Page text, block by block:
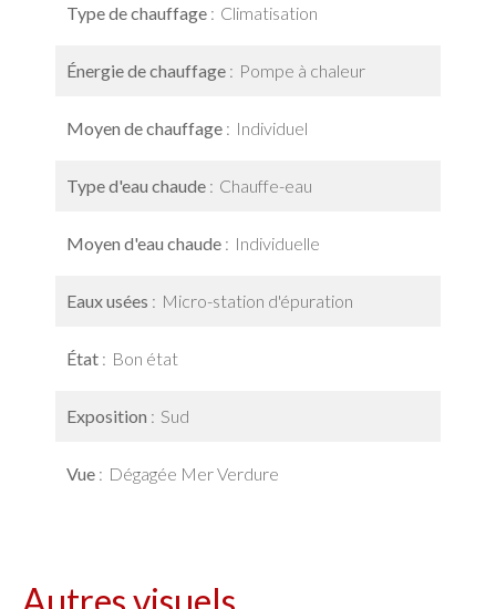
Type de chauffage Climatisation
Énergie de chauffage Pompe à chaleur
Moyen de chauffage Individuel
Type d'eau chaude Chauffe-eau
Moyen d'eau chaude Individuelle
Eaux usées Micro-station d'épuration
État Bon état
Exposition Sud
Vue Dégagée Mer Verdure